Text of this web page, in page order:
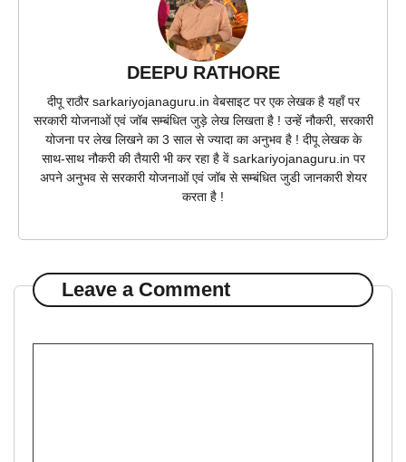
DEEPU RATHORE
दीपू राठौर sarkariyojanaguru.in वेबसाइट पर एक लेखक है यहाँ पर
सरकारी योजनाओं एवं जॉब सम्बंधित जुड़े लेख लिखता है ! उन्हें नौकरी, सरकारी
योजना पर लेख लिखने का 3 साल से ज्यादा का अनुभव है ! दीपू लेखक के
साथ-साथ नौकरी की तैयारी भी कर रहा है वें sarkariyojanaguru.in पर
अपने अनुभव से सरकारी योजनाओं एवं जॉब से सम्बंधित जुडी जानकारी शेयर
करता है !
Leave a Comment